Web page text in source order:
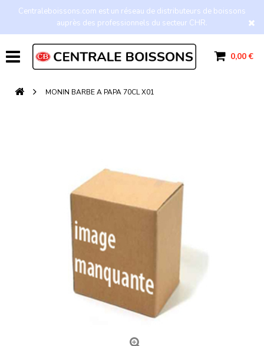
Centraleboissons.com est un réseau de distributeurs de boissons
auprès des professionnels du secteur CHR.
0,00 €
MONIN BARBE A PAPA 70CL X01